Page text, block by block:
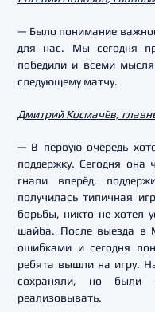
— Было понимание
для нас. Мы сегодня
победили и всеми
следующему матчу.
Дмитрий Космачёв,
— В первую очередь
поддержку. Сегодня она
гнали вперёд,
получилась типичная
борьбы, никто не хотел
шайба. После выезда в
ошибками и сегодня
ребята вышли на игру.
сохраняли, но были
реализовывать.